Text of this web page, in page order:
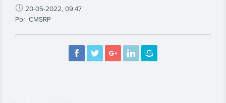
20-05-2022, 09:47
Por: CMSRP